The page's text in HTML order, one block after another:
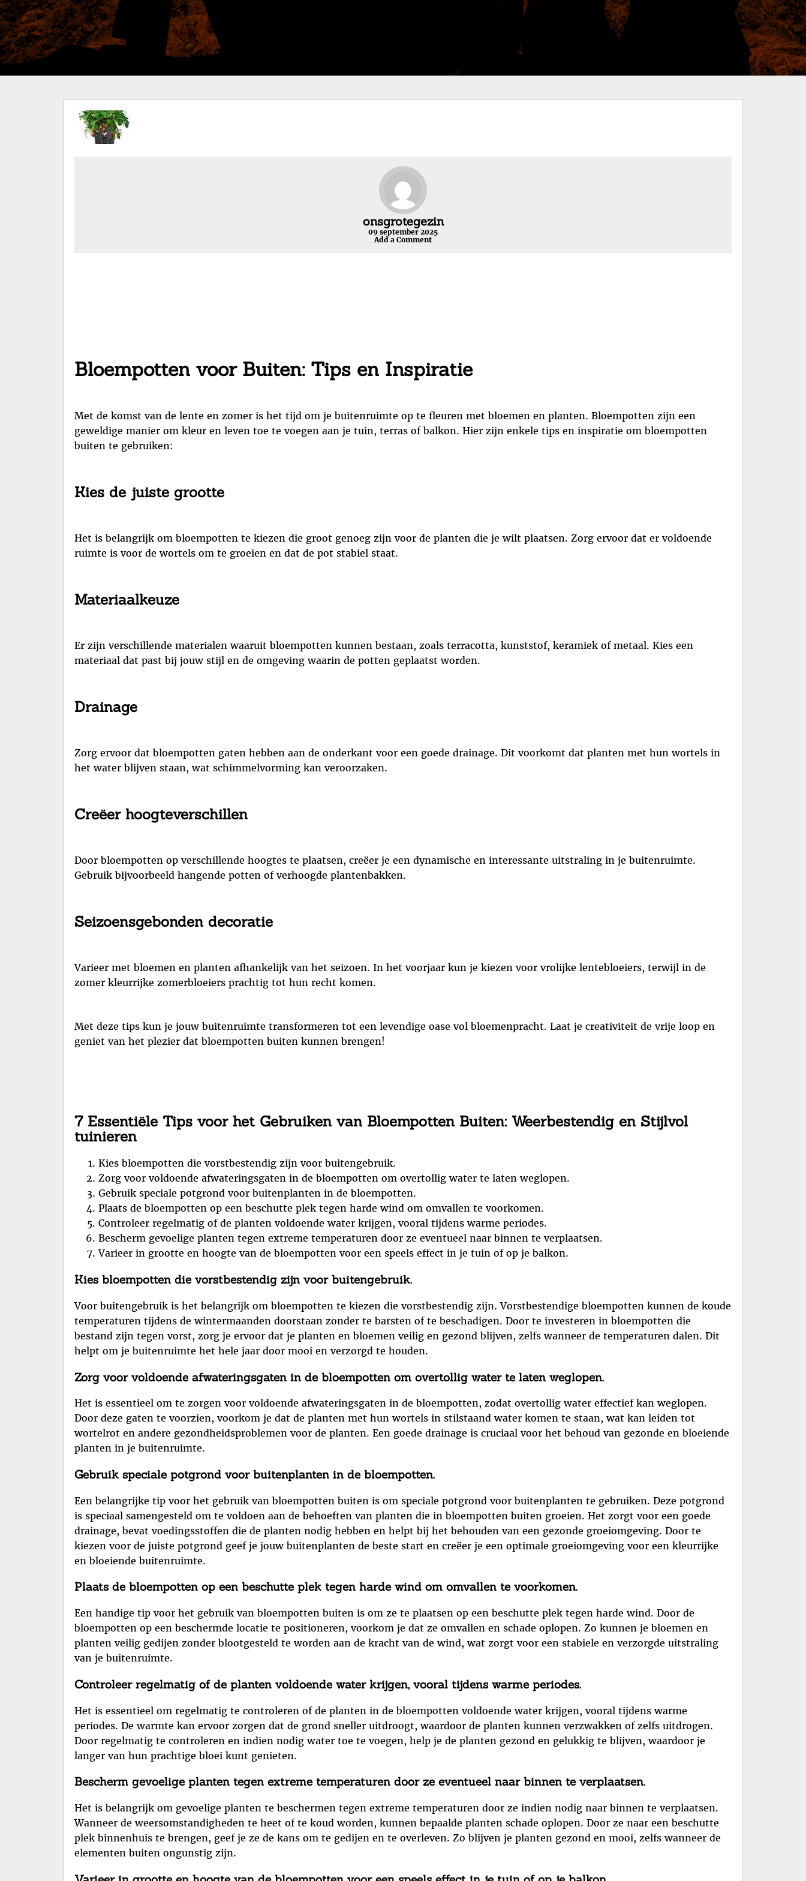
onsgrotegezin
09 september 2025
Add a Comment
Bloempotten voor Buiten: Tips en Inspiratie
Met de komst van de lente en zomer is het tijd om je buitenruimte op te fleuren met bloemen en planten. Bloempotten zijn een
geweldige manier om kleur en leven toe te voegen aan je tuin, terras of balkon. Hier zijn enkele tips en inspiratie om bloempotten
buiten te gebruiken:
Kies de juiste grootte
Het is belangrijk om bloempotten te kiezen die groot genoeg zijn voor de planten die je wilt plaatsen. Zorg ervoor dat er voldoende
ruimte is voor de wortels om te groeien en dat de pot stabiel staat.
Materiaalkeuze
Er zijn verschillende materialen waaruit bloempotten kunnen bestaan, zoals terracotta, kunststof, keramiek of metaal. Kies een
materiaal dat past bij jouw stijl en de omgeving waarin de potten geplaatst worden.
Drainage
Zorg ervoor dat bloempotten gaten hebben aan de onderkant voor een goede drainage. Dit voorkomt dat planten met hun wortels in
het water blijven staan, wat schimmelvorming kan veroorzaken.
Creëer hoogteverschillen
Door bloempotten op verschillende hoogtes te plaatsen, creëer je een dynamische en interessante uitstraling in je buitenruimte.
Gebruik bijvoorbeeld hangende potten of verhoogde plantenbakken.
Seizoensgebonden decoratie
Varieer met bloemen en planten afhankelijk van het seizoen. In het voorjaar kun je kiezen voor vrolijke lentebloeiers, terwijl in de
zomer kleurrijke zomerbloeiers prachtig tot hun recht komen.
Met deze tips kun je jouw buitenruimte transformeren tot een levendige oase vol bloemenpracht. Laat je creativiteit de vrije loop en
geniet van het plezier dat bloempotten buiten kunnen brengen!
7 Essentiële Tips voor het Gebruiken van Bloempotten Buiten: Weerbestendig en Stijlvol
tuinieren
Kies bloempotten die vorstbestendig zijn voor buitengebruik.
Zorg voor voldoende afwateringsgaten in de bloempotten om overtollig water te laten weglopen.
Gebruik speciale potgrond voor buitenplanten in de bloempotten.
Plaats de bloempotten op een beschutte plek tegen harde wind om omvallen te voorkomen.
Controleer regelmatig of de planten voldoende water krijgen, vooral tijdens warme periodes.
Bescherm gevoelige planten tegen extreme temperaturen door ze eventueel naar binnen te verplaatsen.
Varieer in grootte en hoogte van de bloempotten voor een speels effect in je tuin of op je balkon.
Kies bloempotten die vorstbestendig zijn voor buitengebruik.
Voor buitengebruik is het belangrijk om bloempotten te kiezen die vorstbestendig zijn. Vorstbestendige bloempotten kunnen de koude
temperaturen tijdens de wintermaanden doorstaan zonder te barsten of te beschadigen. Door te investeren in bloempotten die
bestand zijn tegen vorst, zorg je ervoor dat je planten en bloemen veilig en gezond blijven, zelfs wanneer de temperaturen dalen. Dit
helpt om je buitenruimte het hele jaar door mooi en verzorgd te houden.
Zorg voor voldoende afwateringsgaten in de bloempotten om overtollig water te laten weglopen.
Het is essentieel om te zorgen voor voldoende afwateringsgaten in de bloempotten, zodat overtollig water effectief kan weglopen.
Door deze gaten te voorzien, voorkom je dat de planten met hun wortels in stilstaand water komen te staan, wat kan leiden tot
wortelrot en andere gezondheidsproblemen voor de planten. Een goede drainage is cruciaal voor het behoud van gezonde en bloeiende
planten in je buitenruimte.
Gebruik speciale potgrond voor buitenplanten in de bloempotten.
Een belangrijke tip voor het gebruik van bloempotten buiten is om speciale potgrond voor buitenplanten te gebruiken. Deze potgrond
is speciaal samengesteld om te voldoen aan de behoeften van planten die in bloempotten buiten groeien. Het zorgt voor een goede
drainage, bevat voedingsstoffen die de planten nodig hebben en helpt bij het behouden van een gezonde groeiomgeving. Door te
kiezen voor de juiste potgrond geef je jouw buitenplanten de beste start en creëer je een optimale groeiomgeving voor een kleurrijke
en bloeiende buitenruimte.
Plaats de bloempotten op een beschutte plek tegen harde wind om omvallen te voorkomen.
Een handige tip voor het gebruik van bloempotten buiten is om ze te plaatsen op een beschutte plek tegen harde wind. Door de
bloempotten op een beschermde locatie te positioneren, voorkom je dat ze omvallen en schade oplopen. Zo kunnen je bloemen en
planten veilig gedijen zonder blootgesteld te worden aan de kracht van de wind, wat zorgt voor een stabiele en verzorgde uitstraling
van je buitenruimte.
Controleer regelmatig of de planten voldoende water krijgen, vooral tijdens warme periodes.
Het is essentieel om regelmatig te controleren of de planten in de bloempotten voldoende water krijgen, vooral tijdens warme
periodes. De warmte kan ervoor zorgen dat de grond sneller uitdroogt, waardoor de planten kunnen verzwakken of zelfs uitdrogen.
Door regelmatig te controleren en indien nodig water toe te voegen, help je de planten gezond en gelukkig te blijven, waardoor je
langer van hun prachtige bloei kunt genieten.
Bescherm gevoelige planten tegen extreme temperaturen door ze eventueel naar binnen te verplaatsen.
Het is belangrijk om gevoelige planten te beschermen tegen extreme temperaturen door ze indien nodig naar binnen te verplaatsen.
Wanneer de weersomstandigheden te heet of te koud worden, kunnen bepaalde planten schade oplopen. Door ze naar een beschutte
plek binnenhuis te brengen, geef je ze de kans om te gedijen en te overleven. Zo blijven je planten gezond en mooi, zelfs wanneer de
elementen buiten ongunstig zijn.